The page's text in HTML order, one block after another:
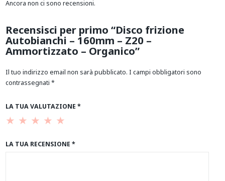
Ancora non ci sono recensioni.
Recensisci per primo “Disco frizione
Autobianchi – 160mm – Z20 –
Ammortizzato – Organico”
Il tuo indirizzo email non sarà pubblicato. I campi obbligatori sono
contrassegnati *
LA TUA VALUTAZIONE *
LA TUA RECENSIONE *